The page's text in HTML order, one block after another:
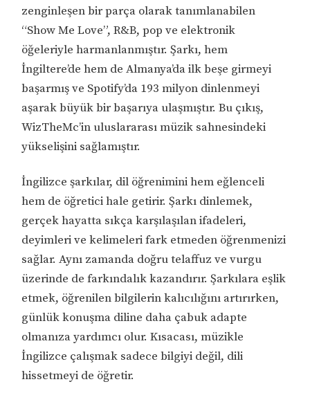
zenginleşen bir parça olarak tanımlanabilen
“Show Me Love”, R&B, pop ve elektronik
öğeleriyle harmanlanmıştır. Şarkı, hem
İngiltere’de hem de Almanya’da ilk beşe girmeyi
başarmış ve Spotify’da 193 milyon dinlenmeyi
aşarak büyük bir başarıya ulaşmıştır. Bu çıkış,
WizTheMc’in uluslararası müzik sahnesindeki
yükselişini sağlamıştır.
İngilizce şarkılar, dil öğrenimini hem eğlenceli
hem de öğretici hale getirir. Şarkı dinlemek,
gerçek hayatta sıkça karşılaşılan ifadeleri,
deyimleri ve kelimeleri fark etmeden öğrenmenizi
sağlar. Aynı zamanda doğru telaffuz ve vurgu
üzerinde de farkındalık kazandırır. Şarkılara eşlik
etmek, öğrenilen bilgilerin kalıcılığını artırırken,
günlük konuşma diline daha çabuk adapte
olmanıza yardımcı olur. Kısacası, müzikle
İngilizce çalışmak sadece bilgiyi değil, dili
hissetmeyi de öğretir.